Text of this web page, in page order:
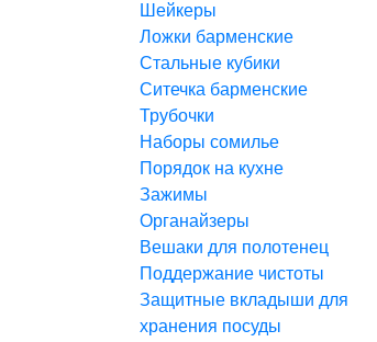
Шейкеры
Ложки барменские
Стальные кубики
Ситечка барменские
Трубочки
Наборы сомилье
Порядок на кухне
Зажимы
Органайзеры
Вешаки для полотенец
Поддержание чистоты
Защитные вкладыши для
хранения посуды